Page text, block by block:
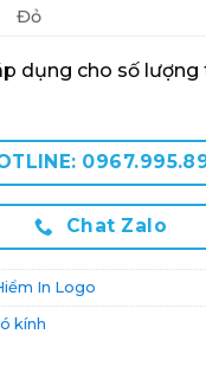
Đỏ
dụng cho số lượng
Chat Zalo
In Logo
kính